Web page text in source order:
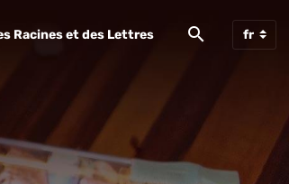
Racines et des Lettres